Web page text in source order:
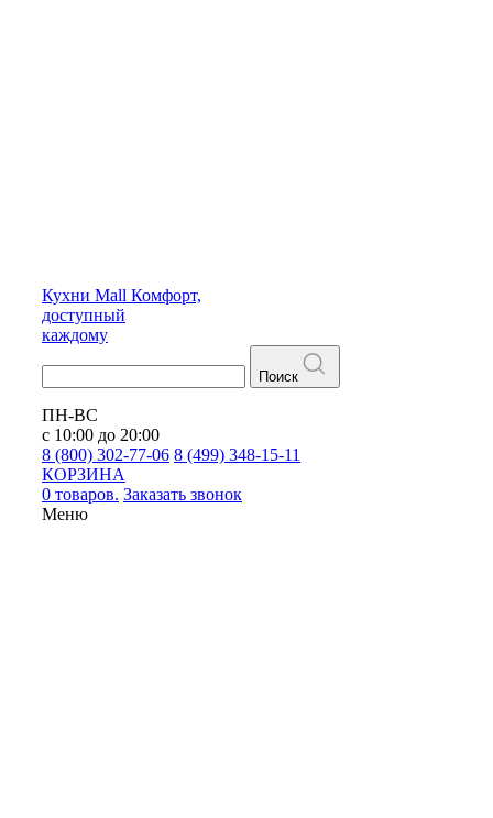
Кухни Mall Комфорт,
доступный
каждому
Поиск
ПН-ВС
с 10:00 до 20:00
8 (800) 302-77-06 8 (499) 348-15-11
КОРЗИНА
0 товаров. Заказать звонок
Меню